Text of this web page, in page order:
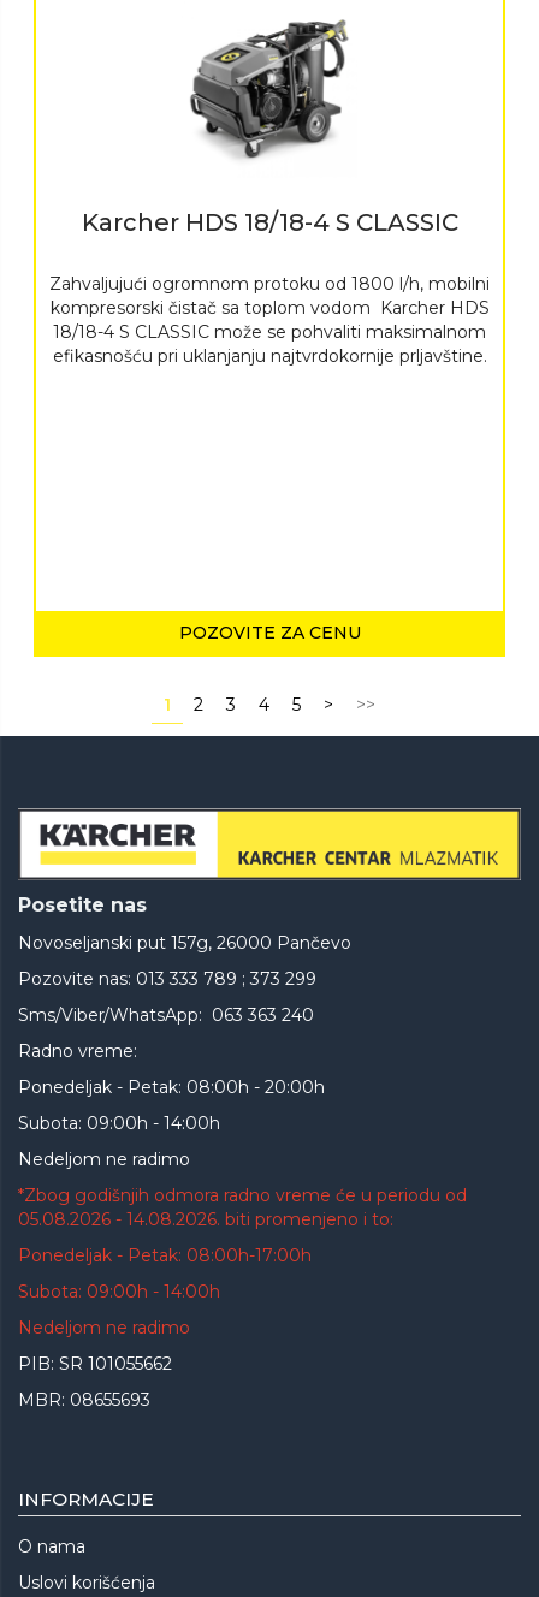
Karcher HDS 18/18-4 S CLASSIC
Zahvaljujući ogromnom protoku od 1800 l/h, mobilni
kompresorski čistač sa toplom vodom Karcher HDS
18/18-4 S CLASSIC može se pohvaliti maksimalnom
efikasnošću pri uklanjanju najtvrdokornije prljavštine.
POZOVITE ZA CENU
1 2 3 4 5 > >>
Posetite nas
Novoseljanski put 157g, 26000 Pančevo
Pozovite nas: 013 333 789 ; 373 299
Sms/Viber/WhatsApp: 063 363 240
Radno vreme:
Ponedeljak - Petak: 08:00h - 20:00h
Subota: 09:00h - 14:00h
Nedeljom ne radimo
*Zbog godišnjih odmora radno vreme će u periodu od
05.08.2026 - 14.08.2026. biti promenjeno i to:
Ponedeljak - Petak: 08:00h-17:00h
Subota: 09:00h - 14:00h
Nedeljom ne radimo
PIB: SR 101055662
MBR: 08655693
INFORMACIJE
O nama
Uslovi korišćenja